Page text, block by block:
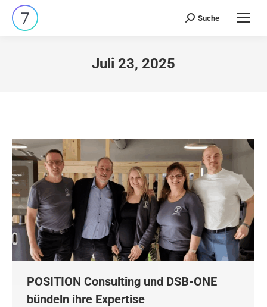
Search:
Suche
Juli 23, 2025
POSITION Consulting und DSB-ONE
bündeln ihre Expertise